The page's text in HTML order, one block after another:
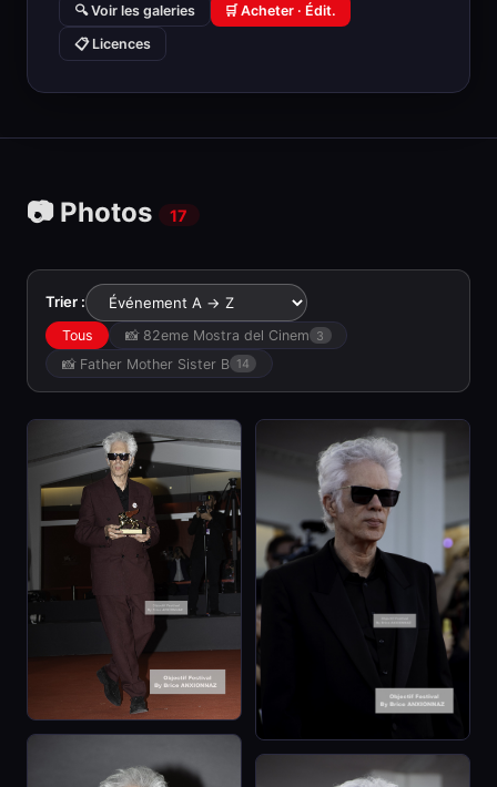
🔍 Voir les galeries 🛒 Acheter · Édit.
📋 Licences
📷 Photos 17
Trier :
Tous 📸 82eme Mostra del Cinem 3
📸 Father Mother Sister B 14